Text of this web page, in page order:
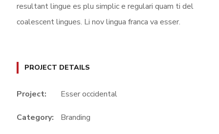
resultant lingue es plu simplic e regulari quam ti del
coalescent lingues. Li nov lingua franca va esser.
PROJECT DETAILS
Project: Esser occidental
Category: Branding